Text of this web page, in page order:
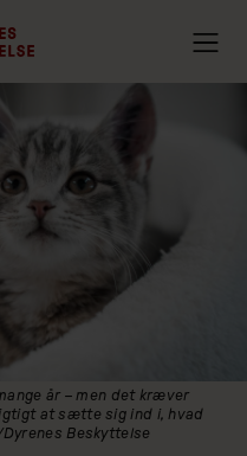
år – men det kræver
at sætte sig ind i, hvad
Beskyttelse